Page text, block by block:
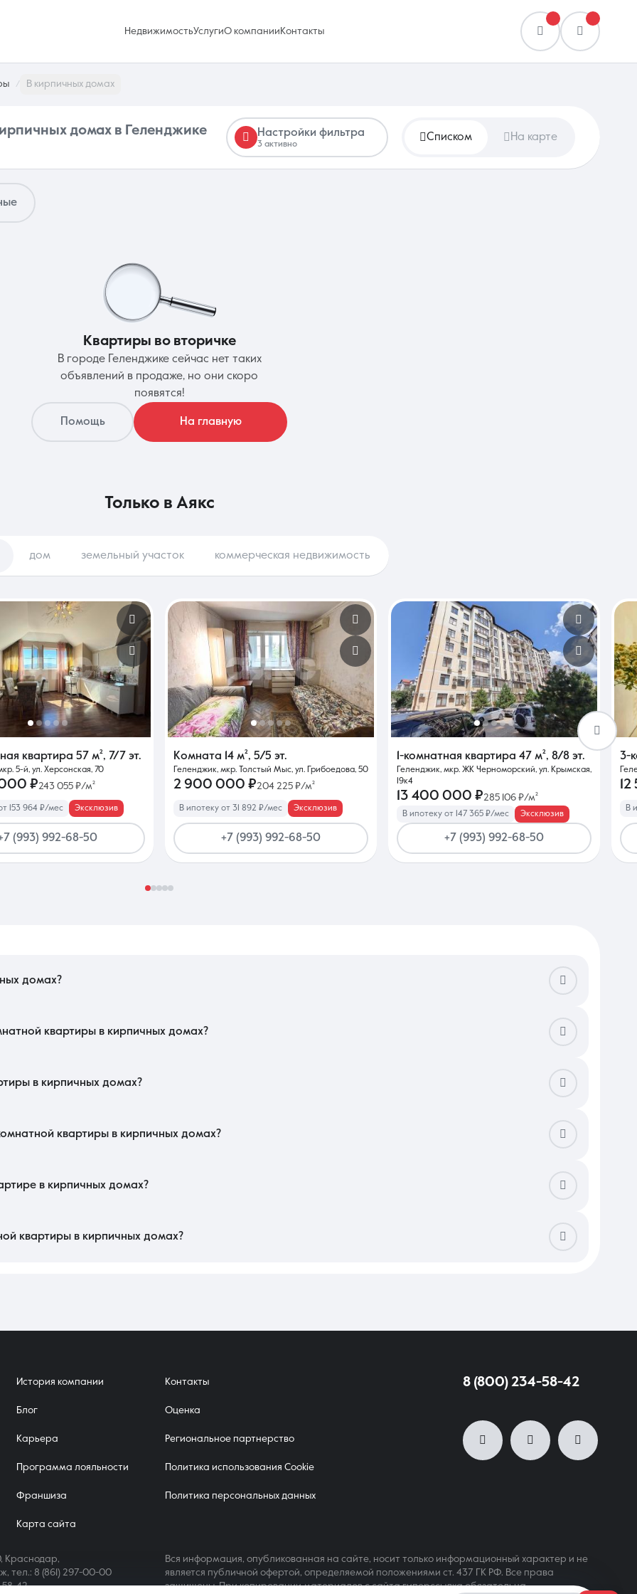
НедвижимостьУслугиО компании Контакты
Избранное Сравнение
Контакты
Ежедневно с 08:30 до 20:00
В кирпичных домах
домах в Геленджике Настройки фильтра
3 активно
Списком На карте
Квартиры во вторичке
В городе Геленджике сейчас нет таких
объявлений в продаже, но они скоро
появятся!
Помощь На главную
только в Аякс
дом земельный участок коммерческая недвижимость
квартира 57 м², 7/7 эт.
5-й, ул. Херсонская, 70
₽243 055 ₽/м²
153 964 ₽/мес Эксклюзив
(993) 992-68-50
Комната 14 м², 5/5 эт.
Геленджик, мкр. Толстый Мыс, ул. Грибоедова, 50
2 900 000 ₽204 225 ₽/м²
В ипотеку от 31 892 ₽/мес Эксклюзив
+7 (993) 992-68-50
1-комнатная квартира 47 м², 8/8 эт.
Геленджик, мкр. ЖК Черноморский, ул. Крымская,
19к4
13 400 000 ₽285 106 ₽/м²
В ипотеку от 147 365 ₽/мес Эксклюзив
+7 (993) 992-68-50
3-
В
домах?
квартиры в кирпичных домах?
в кирпичных домах?
квартиры в кирпичных домах?
с задействованием капитальных перегородок. В этом регионе также стоит проверить наличие всех разрешений на эксплуатацию газовых
в кирпичных домах?
квартиры в кирпичных домах?
История компании
Блог
Карьера
Программа лояльности
Франшиза
Карта сайта
Контакты
Оценка
Региональное партнерство
Политика использования Cookie
Политика персональных данных
8 (800) 234-58-42
Краснодар,
тел.: 8 (861) 297-00-00
58-42
Вся информация, опубликованная на сайте, носит только информационный характер и не
является публичной офертой, определяемой положениями ст. 437 ГК РФ. Все права
защищены. При копировании материалов с сайта гиперссылка обязательна